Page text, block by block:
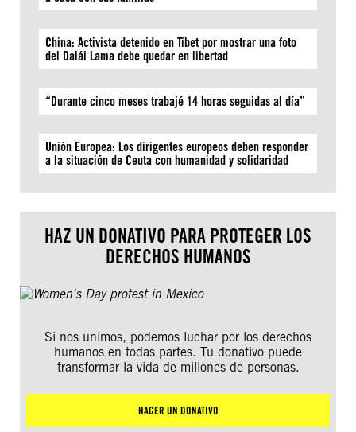
China: Activista detenido en Tíbet por mostrar una foto
del Dalái Lama debe quedar en libertad
“Durante cinco meses trabajé 14 horas seguidas al día”
Unión Europea: Los dirigentes europeos deben responder
a la situación de Ceuta con humanidad y solidaridad
HAZ UN DONATIVO PARA PROTEGER LOS
DERECHOS HUMANOS
Si nos unimos, podemos luchar por los derechos
humanos en todas partes. Tu donativo puede
transformar la vida de millones de personas.
HACER UN DONATIVO